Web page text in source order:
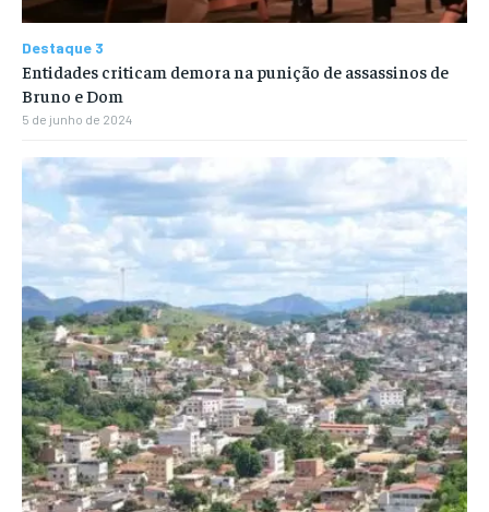
Destaque 3
Entidades criticam demora na punição de assassinos de
Bruno e Dom
5 de junho de 2024